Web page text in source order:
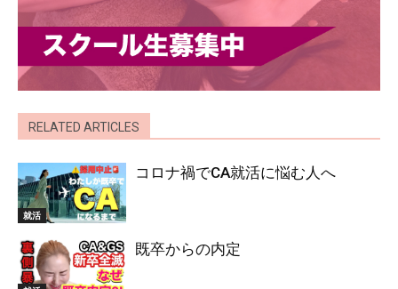
RELATED ARTICLES
就活
コロナ禍でCA就活に悩む人へ
既卒からの内定